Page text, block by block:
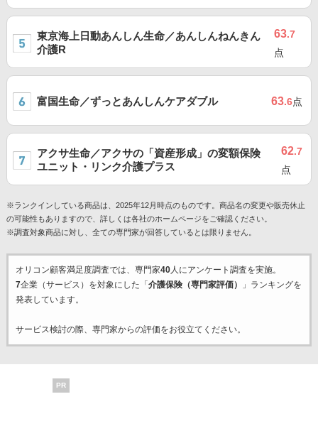
東京海上日動あんしん生命／あんしんねんきん
介護R
63.7
点
富国生命／ずっとあんしんケアダブル 63.6点
アクサ生命／アクサの「資産形成」の変額保険
ユニット・リンク介護プラス
62.7
点
※ランクインしている商品は、2025年12月時点のものです。商品名の変更や販売休止
の可能性もありますので、詳しくは各社のホームページをご確認ください。
※調査対象商品に対し、全ての専門家が回答しているとは限りません。
オリコン顧客満足度調査では、専門家40人にアンケート調査を実施。
7企業（サービス）を対象にした「 介護保険（専門家評価）
」ランキングを
発表しています。
サービス検討の際、専門家からの評価をお役立てください。
PR